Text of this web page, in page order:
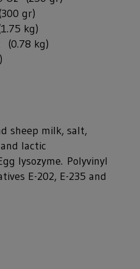
gr)
kg)
(0.78 kg)
sheep milk, salt,
lactic
lysozyme. Polyvinyl
E-202, E-235 and